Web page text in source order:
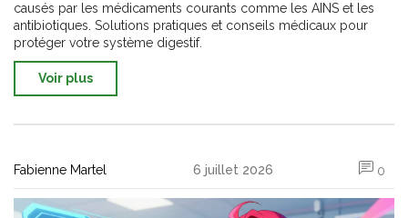
causés par les médicaments courants comme les AINS et les
antibiotiques. Solutions pratiques et conseils médicaux pour
protéger votre système digestif.
Voir plus
Fabienne Martel 6 juillet 2026 0